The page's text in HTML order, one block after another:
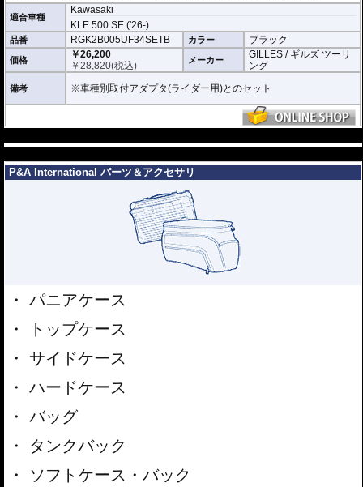
適合車種
Kawasaki
KLE 500 SE ('26-)
品番 RGK2B005UF34SETB カラー ブラック
価格
￥26,200
￥28,820(税込) メーカー
GILLES / ギルズ ツーリ
ング
備考 ※車種別取付アダプタ(ライダー用)とのセット
P&A International パーツ＆アクセサリ
パニアケース
トップケース
サイドケース
ハードケース
バッグ
タンクバック
ソフトケース・バック